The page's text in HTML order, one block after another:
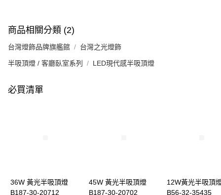
商品相關分類 (2)
台灣燈飾品牌旗艦館 台灣之光燈飾
半吸頂燈 / 客廳臥室系列 LED現代感半吸頂燈
必買清單
36W 黃光半吸頂燈
B187-30-20712
45W 黃光半吸頂燈
B187-30-20702
12W黃光半吸頂
B56-32-35435